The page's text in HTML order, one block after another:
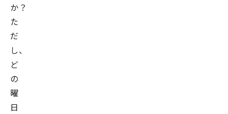
か？
た
だ
し、
ど
の
曜
日